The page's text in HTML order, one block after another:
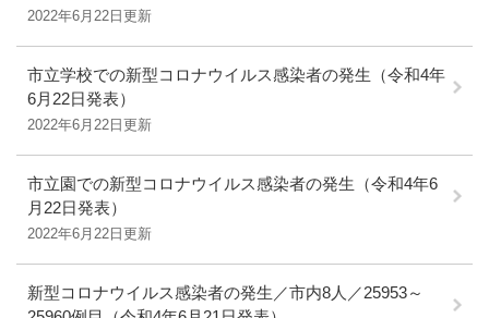
2022年6月22日更新
市立学校での新型コロナウイルス感染者の発生（令和4年
6月22日発表）
2022年6月22日更新
市立園での新型コロナウイルス感染者の発生（令和4年6
月22日発表）
2022年6月22日更新
新型コロナウイルス感染者の発生／市内8人／25953～